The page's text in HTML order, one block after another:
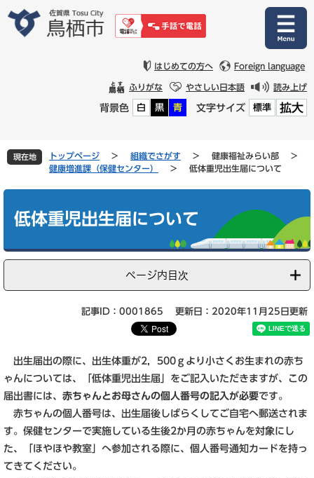
文
はじめての方へ Foreign language
ふりがな やさしい日本語 読み上げ
背景色 白 黒 青 文字サイズ 標準 拡大
現在地 トップページ > 組織でさがす > 健康福祉みらい部
>
健康増進課（保健センター）
> 低体重児出生届について
低体重児出生届について
ページ内目次
記事ID：0001865 更新日：2020年11月25日更新
出生届出の際に、出生体重が2，500ｇより小さくお生まれの赤ち
ゃんについては、「低体重児出生届」をご記入いただきますが、この
届出書には、 赤ちゃんとお母さんの個人番号の記入が必要です。
赤ちゃんの個人番号は、出生届後しばらくしてご自宅へ郵送されま
す。保健センターで実施している生後2か月の赤ちゃんを対象にし
た、「ほやほや教室」へ参加される際に、個人番号通知カードを持っ
てきてください。